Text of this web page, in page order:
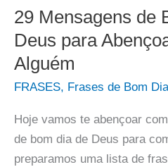
29 Mensagens de
Deus para
Alguém
FRASES, Frases de Bom Dia
Hoje vamos te abençoar
de bom dia de Deus para
preparamos uma lista de